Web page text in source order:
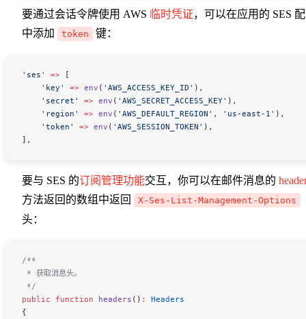
要通过会话令牌使用 AWS 临时凭证，可以在应用的 SES
中添加
token 键：
'ses' => [
    'key'
=> env ( 'AWS_ACCESS_KEY_ID' ),
    'secret'
=> env ( 'AWS_SECRET_ACCESS_KEY' ),
    'region'
=> env ( 'AWS_DEFAULT_REGION' , 'us-east-1' ),
    'token'
=> env ( 'AWS_SESSION_TOKEN' ),
],
要与 SES 的订阅管理功能交互，你可以在邮件消息的
方法返回的数组中返回
X-Ses-List-Management-Options
头：
/**
* 获取消息头。
*/
public function headers () :
Headers
{